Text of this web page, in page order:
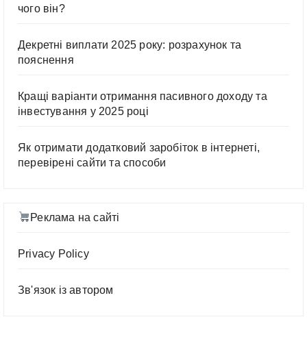
чого він?
Декретні виплати 2025 року: розрахунок та
пояснення
Кращі варіанти отримання пасивного доходу та
інвестування у 2025 році
Як отримати додатковий заробіток в інтернеті,
перевірені сайти та способи
Реклама на сайті
Privacy Policy
Зв'язок із автором